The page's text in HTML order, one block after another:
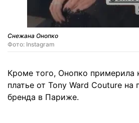
Снежана Онопко
Фото: Instagram
Кроме того, Онопко примерила
платье от Tony Ward Couture на
бренда в Париже.